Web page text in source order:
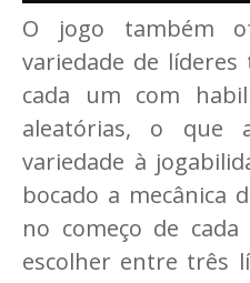
O jogo também
variedade de
cada um com
aleatórias, o que
variedade à
bocado a mecânica
no começo de
escolher entre três